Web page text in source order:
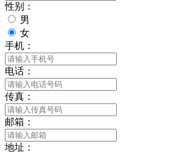
性别：
男
女
手机：
电话：
传真：
邮箱：
地址：